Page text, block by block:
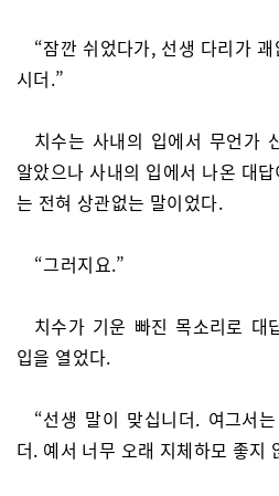
“잠깐 쉬었다가, 선생 다리가
시더.”
치수는 사내의 입에서 무언가
알았으나 사내의 입에서 나온 대
는 전혀 상관없는 말이었다.
“그러지요.”
치수가 기운 빠진 목소리로 대
입을 열었다.
“선생 말이 맞십니더. 여그서
더. 예서 너무 오래 지체하모 좋지